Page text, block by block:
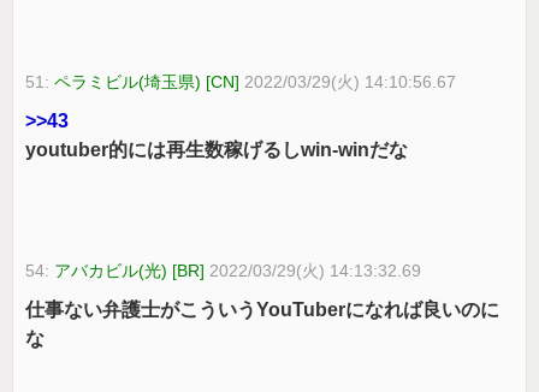
51:ペラミビル(埼玉県) [CN] 2022/03/29(火) 14:10:56.67
>>43
youtuber的には再生数稼げるしwin-winだな
54: アバカビル(光) [BR] 2022/03/29(火) 14:13:32.69
仕事ない弁護士がこういうYouTuberになれば良いのに
な